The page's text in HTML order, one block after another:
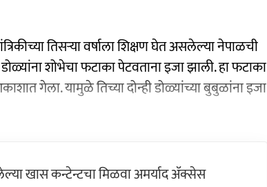
तिसऱ्या वर्षाला शिक्षण घेत असलेल्‍या नेपाळची
शोभेचा फटाका पेटवताना इजा झाली. हा फटाका
गेला. यामुळे तिच्‍या दोन्‍ही डोळ्यांच्या बुबुळांना इजा
खास कन्टेन्टचा मिळवा अमर्याद ॲक्सेस